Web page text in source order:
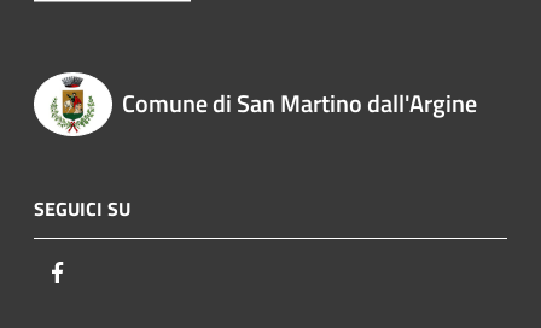
Comune di San Martino dall'Argine
SEGUICI SU